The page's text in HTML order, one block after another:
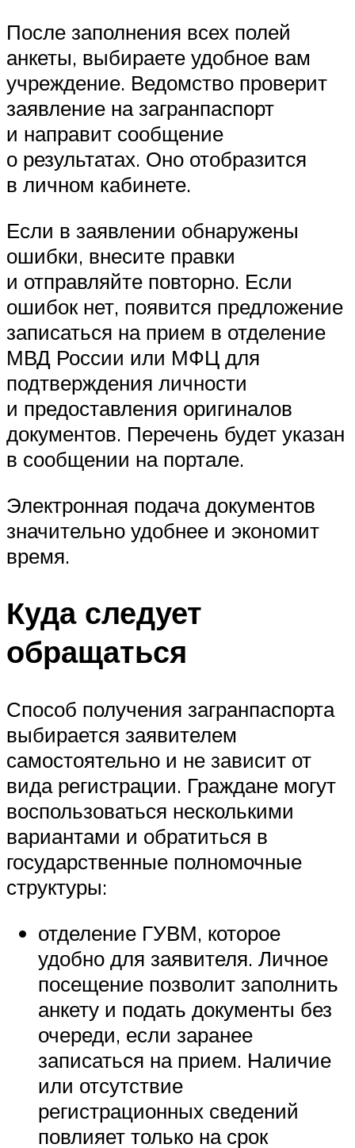
После заполнения всех полей
анкеты, выбираете удобное вам
учреждение. Ведомство проверит
заявление на загранпаспорт
и направит сообщение
о результатах. Оно отобразится
в личном кабинете.
Если в заявлении обнаружены
ошибки, внесите правки
и отправляйте повторно. Если
ошибок нет, появится предложение
записаться на прием в отделение
МВД России или МФЦ для
подтверждения личности
и предоставления оригиналов
документов. Перечень будет указан
в сообщении на портале.
Электронная подача документов
значительно удобнее и экономит
время.
Куда следует
обращаться
Способ получения загранпаспорта
выбирается заявителем
самостоятельно и не зависит от
вида регистрации. Граждане могут
воспользоваться несколькими
вариантами и обратиться в
государственные полномочные
структуры:
отделение ГУВМ, которое
удобно для заявителя. Личное
посещение позволит заполнить
анкету и подать документы без
очереди, если заранее
записаться на прием. Наличие
или отсутствие
регистрационных сведений
повлияет только на срок